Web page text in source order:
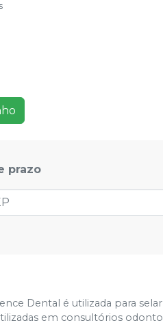
prazo
Dental é utilizada para
em consultórios